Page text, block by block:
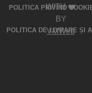
POLITICA PRIVIND
POLITICA DE LIVRARE ȘI
WITH ❤️
BY
VMWeb